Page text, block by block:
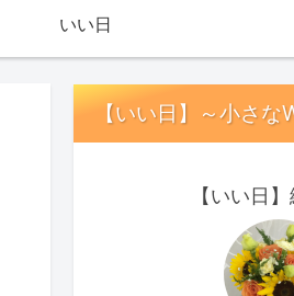
いい日
【いい日】～小さな
【いい日